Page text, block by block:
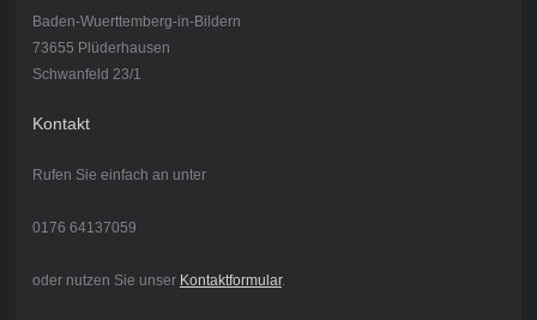
Baden-Wuerttemberg-in-Bildern
73655 Plüderhausen
Schwanfeld 23/1
Kontakt
Rufen Sie einfach an unter
0176 64137059
oder nutzen Sie unser Kontaktformular.